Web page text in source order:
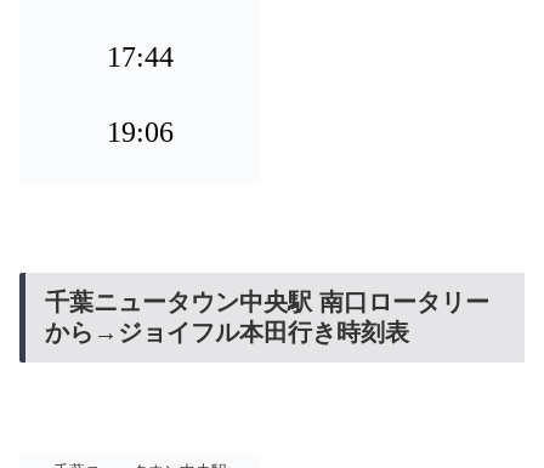
17:44
19:06
千葉ニュータウン中央駅 南口ロータリー
から→ジョイフル本田行き時刻表